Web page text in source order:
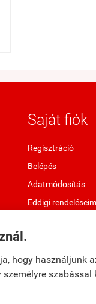
hogy használjunk
Saját fiók
Regisztráció
Belépés
Adatmódosítás
Eddigi rendeléseim